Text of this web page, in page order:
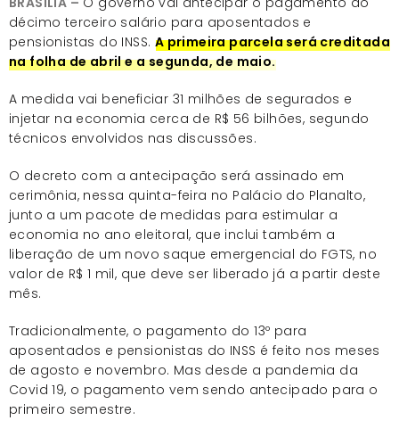
décimo terceiro salário para aposentados e
pensionistas do INSS. A primeira parcela será creditada
na folha de abril e a segunda, de maio.
A medida vai beneficiar 31 milhões de segurados e
injetar na economia cerca de R$ 56 bilhões, segundo
técnicos envolvidos nas discussões.
O decreto com a antecipação será assinado em
cerimônia, nessa quinta-feira no Palácio do Planalto,
junto a um pacote de medidas para estimular a
economia no ano eleitoral, que inclui também a
liberação de um novo saque emergencial do FGTS, no
valor de R$ 1 mil, que deve ser liberado já a partir deste
mês.
Tradicionalmente, o pagamento do 13º para
aposentados e pensionistas do INSS é feito nos meses
de agosto e novembro. Mas desde a pandemia da
Covid 19, o pagamento vem sendo antecipado para o
primeiro semestre.